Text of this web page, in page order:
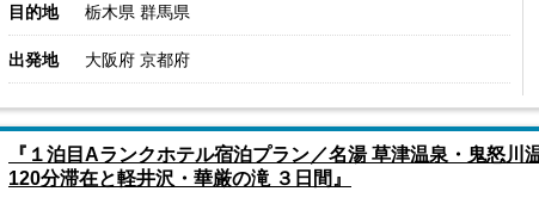
目的地 栃木県 群馬県
出発地 大阪府 京都府
『１泊目Aランクホテル宿泊プラン／名湯 草津温泉・鬼怒
120分滞在と軽井沢・華厳の滝 ３日間』